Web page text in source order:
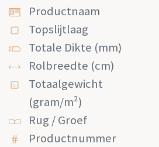
Productnaam
Topslijtlaag
Totale Dikte (mm)
Rolbreedte (cm)
Totaalgewicht
(gram/m²)
Rug / Groef
Productnummer